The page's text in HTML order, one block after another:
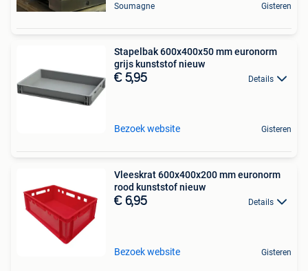
Soumagne Gisteren
Stapelbak 600x400x50 mm euronorm
grijs kunststof nieuw
€ 5,95 Details
Bezoek website Gisteren
Vleeskrat 600x400x200 mm euronorm
rood kunststof nieuw
€ 6,95 Details
Bezoek website Gisteren